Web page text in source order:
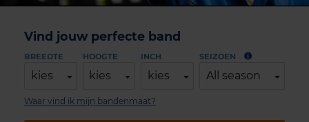
Vind jouw perfecte band
BREEDTE
kies
HOOGTE
kies
INCH
kies
SEIZOEN
All season
Waar vind ik mijn bandenmaat?